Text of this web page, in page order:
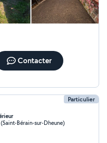
Contacter
Particulier
Bérain-sur-Dheune)